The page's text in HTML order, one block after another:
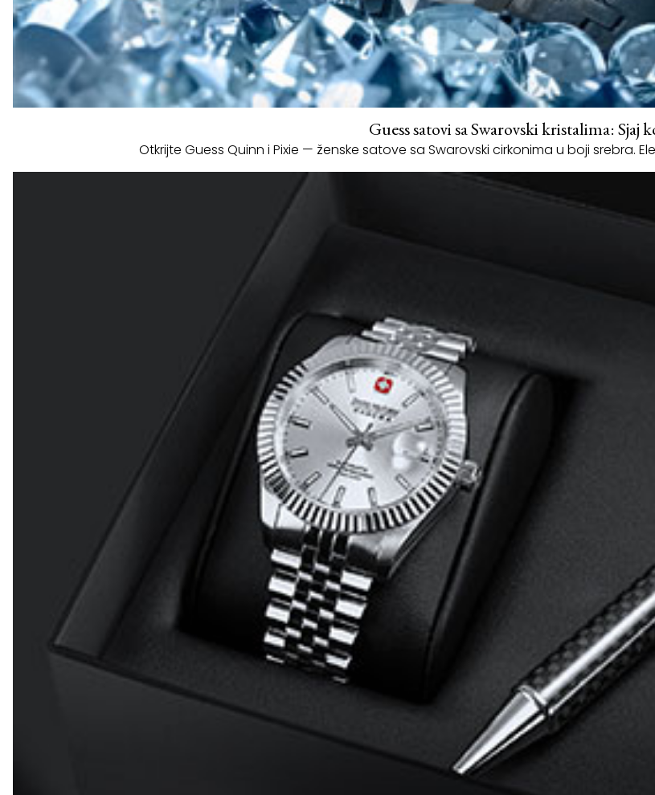
Guess satovi sa Swarovski kristalima: Sjaj
Otkrijte Guess Quinn i Pixie — ženske satove sa Swarovski cirkonima u boji srebra.